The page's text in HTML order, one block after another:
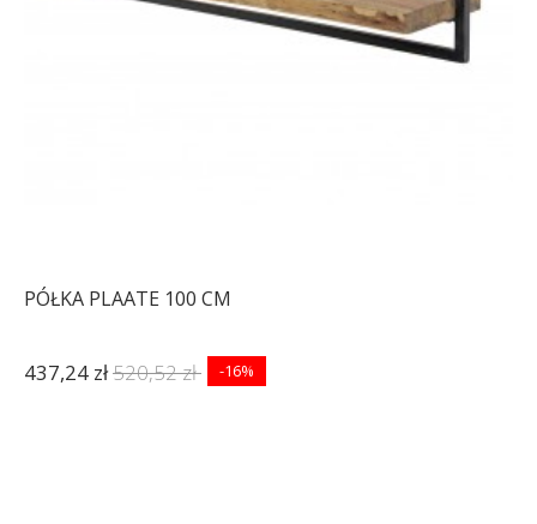
PÓŁKA PLAATE 100 CM
437,24 zł520,52 zł -16%